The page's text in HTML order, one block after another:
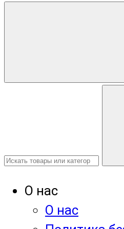
О нас
О нас